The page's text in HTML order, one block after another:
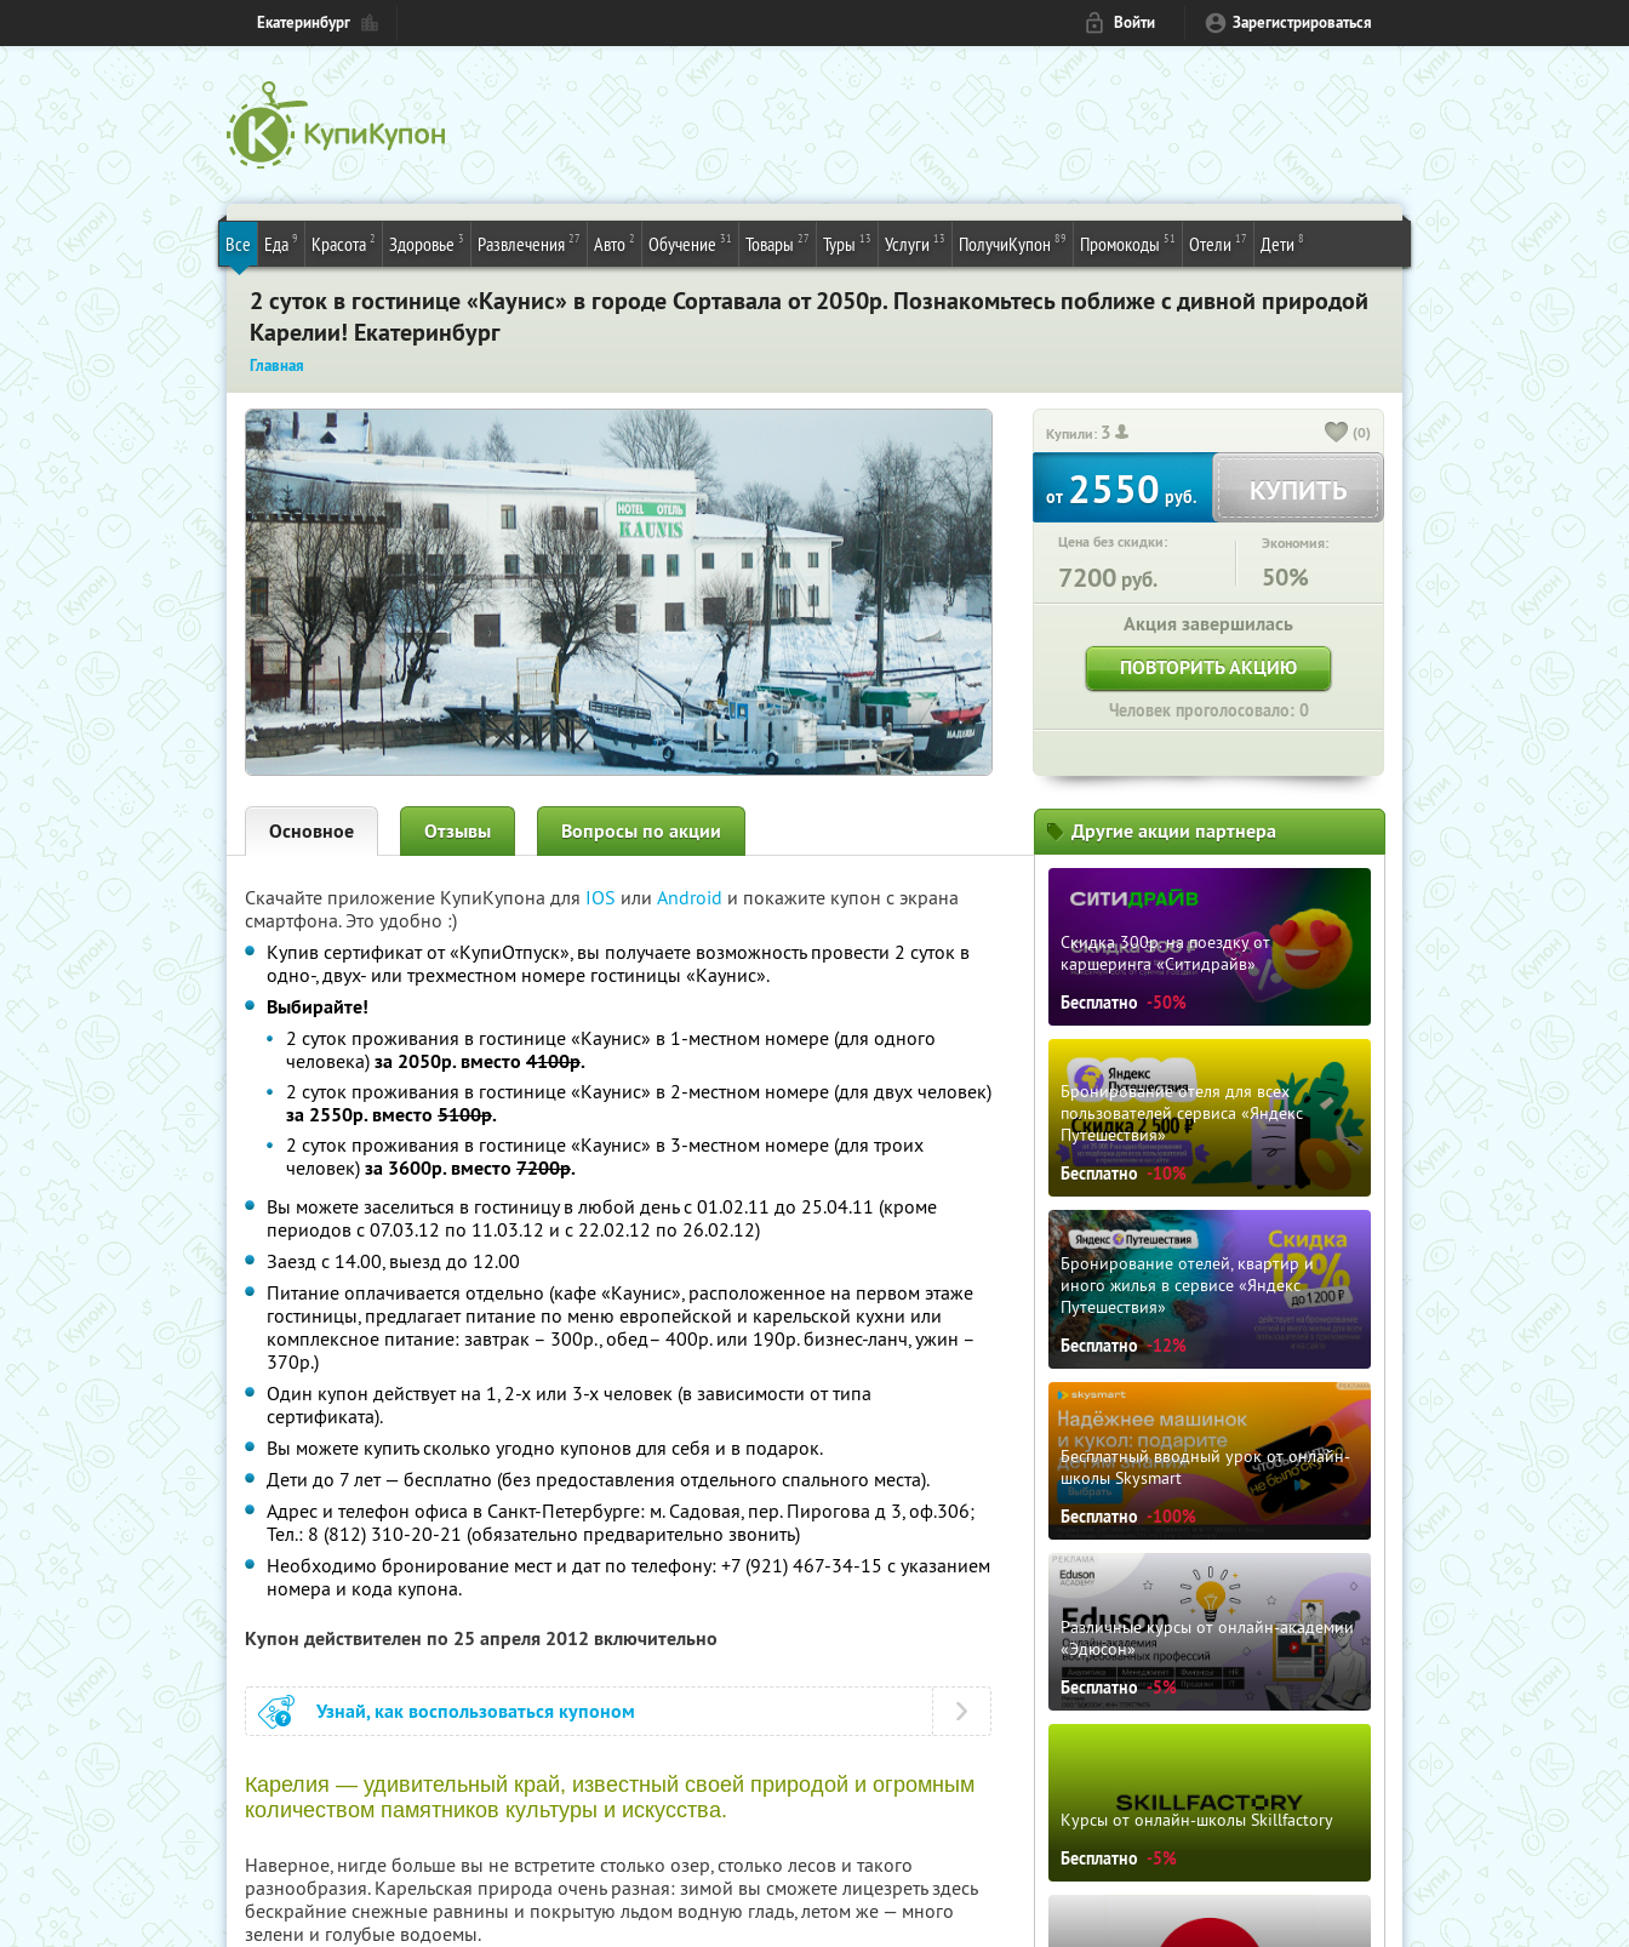
Екатеринбург Войти Зарегистрироваться
Все Еда 9 Красота 2 Здоровье 3 Развлечения 27 Авто 2 Обучение 31 Товары 27 Туры 13 Услуги 13 ПолучиКупон 89 Промокоды 51 Отели 17 Дети 8
2 суток в гостинице «Каунис» в городе Сортавала от 2050р. Познакомьтесь поближе с дивной природой
Карелии! Екатеринбург
Главная
Купили: 3 (0)
от 2550 руб. КУПИТЬ
Цена без скидки:
7200 руб.
Экономия:
50%
Акция завершилась
ПОВТОРИТЬ АКЦИЮ
Человек проголосовало: 0
Основное Отзывы Вопросы по акции
Скачайте приложение КупиКупона для IOS или Android и покажите купон с экрана
смартфона. Это удобно :)
Купив сертификат от «КупиОтпуск», вы получаете возможность провести 2 суток в
одно-, двух- или трехместном номере гостиницы «Каунис».
Выбирайте!
2 суток проживания в гостинице «Каунис» в 1-местном номере (для одного
человека) за 2050р. вместо 4100р.
2 суток проживания в гостинице «Каунис» в 2-местном номере (для двух человек)
за 2550р. вместо 5100р.
2 суток проживания в гостинице «Каунис» в 3-местном номере (для троих
человек) за 3600р. вместо 7200р.
Вы можете заселиться в гостиницу в любой день с 01.02.11 до 25.04.11 (кроме
периодов с 07.03.12 по 11.03.12 и с 22.02.12 по 26.02.12)
Заезд с 14.00, выезд до 12.00
Питание оплачивается отдельно (кафе «Каунис», расположенное на первом этаже
гостиницы, предлагает питание по меню европейской и карельской кухни или
комплексное питание: завтрак – 300р., обед– 400р. или 190р. бизнес-ланч, ужин –
370р.)
Один купон действует на 1, 2-х или 3-х человек (в зависимости от типа
сертификата).
Вы можете купить сколько угодно купонов для себя и в подарок.
Дети до 7 лет — бесплатно (без предоставления отдельного спального места).
Адрес и телефон офиса в Санкт-Петербурге: м. Садовая, пер. Пирогова д 3, оф.306;
Тел.: 8 (812) 310-20-21 (обязательно предварительно звонить)
Необходимо бронирование мест и дат по телефону: +7 (921) 467-34-15 с указанием
номера и кода купона.
Купон действителен по 25 апреля 2012 включительно
Узнай, как воспользоваться купоном
Карелия — удивительный край, известный своей природой и огромным
количеством памятников культуры и искусства.
Наверное, нигде больше вы не встретите столько озер, столько лесов и такого
разнообразия. Карельская природа очень разная: зимой вы сможете лицезреть здесь
бескрайние снежные равнины и покрытую льдом водную гладь, летом же — много
зелени и голубые водоемы.
Другие акции партнера
Скидка 300р. на поездку от
каршеринга «Ситидрайв»
Бесплатно -50%
Бронирование отеля для всех
пользователей сервиса «Яндекс
Путешествия»
Бесплатно -10%
Бронирование отелей, квартир и
иного жилья в сервисе «Яндекс
Путешествия»
Бесплатно -12%
Бесплатный вводный урок от онлайн-
школы Skysmart
Бесплатно -100%
Различные курсы от онлайн-академии
«Эдюсон»
Бесплатно -5%
Курсы от онлайн-школы Skillfactory
Бесплатно -5%